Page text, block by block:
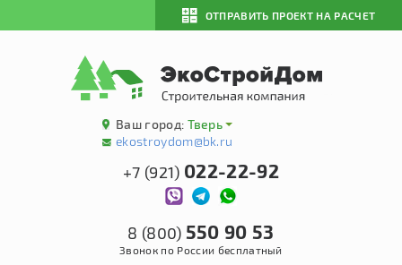
ОТПРАВИТЬ ПРОЕКТ НА РАСЧЕТ
Ваш город: Тверь
ekostroydom@bk.ru
+7 (921) 022-22-92
8 (800) 550 90 53
Звонок по России бесплатный